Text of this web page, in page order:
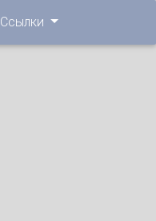
Ссылки